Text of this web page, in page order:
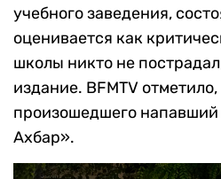
учебного заведения,
оценивается как
школы никто не
издание. BFMTV
произошедшего напавший
Ахбар».